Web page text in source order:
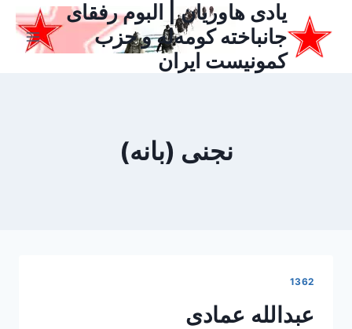
محتوا
یادی هاوریان | البوم رفقای
جانباخته کومه‌له و حزب
کمونیست ایران
نجنی (بانه)
1362
عبدالله عمادی